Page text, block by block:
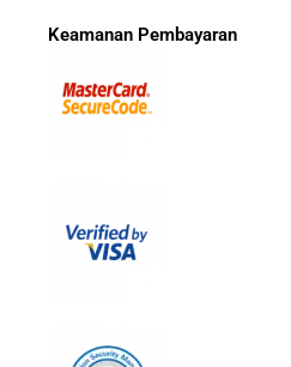
Keamanan Pembayaran